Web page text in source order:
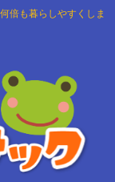
倍も暮らしやすくしま